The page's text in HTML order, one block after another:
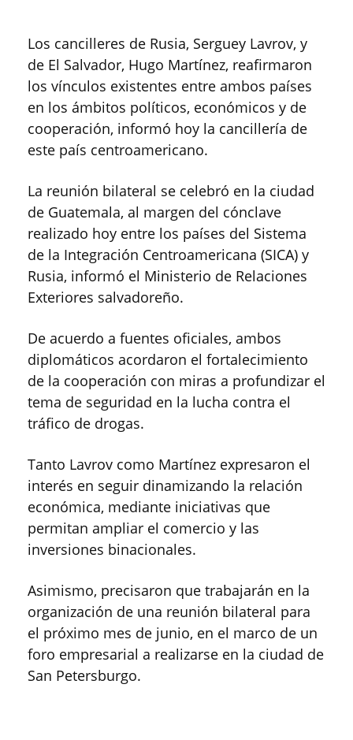
Los cancilleres de Rusia, Serguey Lavrov, y
de El Salvador, Hugo Martínez, reafirmaron
los vínculos existentes entre ambos países
en los ámbitos políticos, económicos y de
cooperación, informó hoy la cancillería de
este país centroamericano.
La reunión bilateral se celebró en la ciudad
de Guatemala, al margen del cónclave
realizado hoy entre los países del Sistema
de la Integración Centroamericana (SICA) y
Rusia, informó el Ministerio de Relaciones
Exteriores salvadoreño.
De acuerdo a fuentes oficiales, ambos
diplomáticos acordaron el fortalecimiento
de la cooperación con miras a profundizar el
tema de seguridad en la lucha contra el
tráfico de drogas.
Tanto Lavrov como Martínez expresaron el
interés en seguir dinamizando la relación
económica, mediante iniciativas que
permitan ampliar el comercio y las
inversiones binacionales.
Asimismo, precisaron que trabajarán en la
organización de una reunión bilateral para
el próximo mes de junio, en el marco de un
foro empresarial a realizarse en la ciudad de
San Petersburgo.